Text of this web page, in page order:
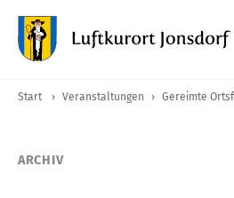
Start › Veranstaltungen ›
ARCHIV